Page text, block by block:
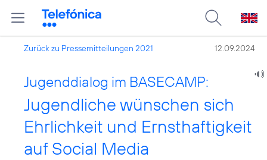
Zurück zu Pressemitteilungen 2021 12.09.2024
Jugenddialog im BASECAMP:
Jugendliche wünschen sich
Ehrlichkeit und Ernsthaftigkeit
auf Social Media